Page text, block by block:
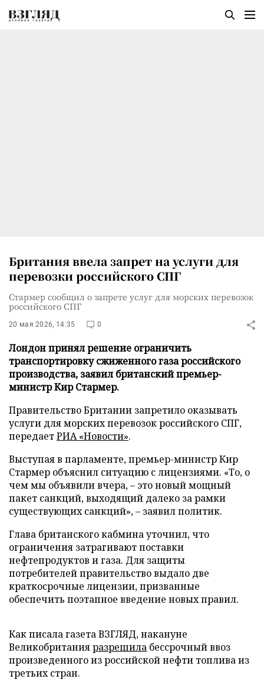
Британия ввела запрет на услуги для
перевозки российского СПГ
Стармер сообщил о запрете услуг для морских перевозок
российского СПГ
20 мая 2026, 14:35 0
Лондон принял решение ограничить
транспортировку сжиженного газа российского
производства, заявил британский премьер-
министр Кир Стармер.
Правительство Британии запретило оказывать
услуги для морских перевозок российского СПГ,
передаетРИА «Новости».
Выступая в парламенте, премьер-министр Кир
Стармер объяснил ситуацию с лицензиями. «То, о
чем мы объявили вчера, – это новый мощный
пакет санкций, выходящий далеко за рамки
существующих санкций», – заявил политик.
Глава британского кабмина уточнил, что
ограничения затрагивают поставки
нефтепродуктов и газа. Для защиты
потребителей правительство выдало две
краткосрочные лицензии, призванные
обеспечить поэтапное введение новых правил.
Как писала газета ВЗГЛЯД, накануне
Великобританияразрешила бессрочный ввоз
произведенного из российской нефти топлива из
третьих стран.